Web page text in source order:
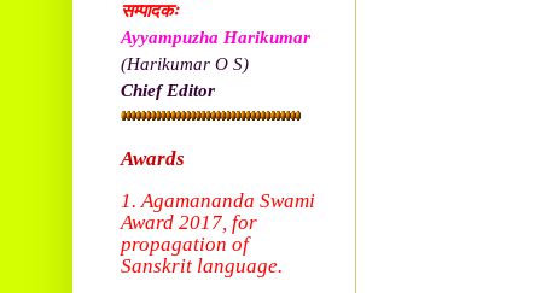
सम्पादकः
Ayyampuzha Harikumar
(Harikumar O S)
Chief Editor
Awards
1. Agamananda Swami
Award 2017, for
propagation of
Sanskrit language.